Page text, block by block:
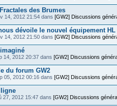
des Brumes
14, 2012 21:54 dans [GW2] Discussions
dévoile le nouvel équipement HL
14, 2012 21:50 dans [GW2] Discussions
14, 2012 20:37 dans [GW2] Discussions
du forum GW2
05, 2012 00:16 dans [GW2] Discussions
ligne
27, 2012 15:47 dans [GW2] Discussions